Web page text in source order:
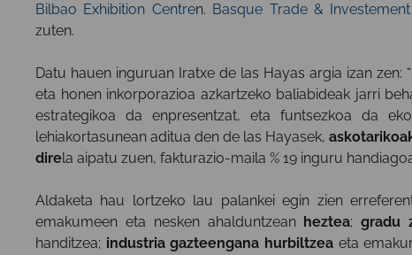
Bilbao Exhibition Centren. Basque Trade & Investement
zuten.
Datu hauen inguruan Iratxe de las Hayas argia izan zen: “
eta honen inkorporazioa azkartzeko baliabideak jarri
estrategikoa da enpresentzat, eta funtsezkoa da
lehiakortasunean aditua den de las Hayasek,
direla aipatu zuen, fakturazio-maila % 19 inguru
Aldaketa hau lortzeko lau palankei egin zien
emakumeen eta nesken ahalduntzean heztea;gradu
handitzea; industria gazteengana hurbiltzea eta